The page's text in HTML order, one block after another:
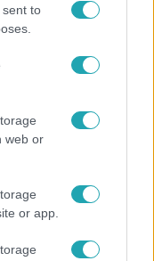
to
web or
or app.
cég a II.